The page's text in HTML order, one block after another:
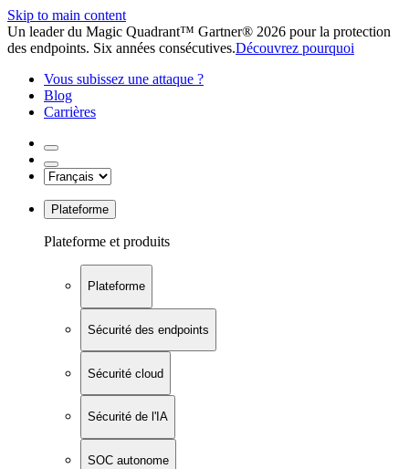
Skip to main content
Un leader du Magic Quadrant™ Gartner® 2026 pour la protection
des endpoints. Six années consécutives.Découvrez pourquoi
Vous subissez une attaque ?
Blog
Carrières
Plateforme
Plateforme et produits
Plateforme
Sécurité des endpoints
Sécurité cloud
Sécurité de l'IA
SOC autonome